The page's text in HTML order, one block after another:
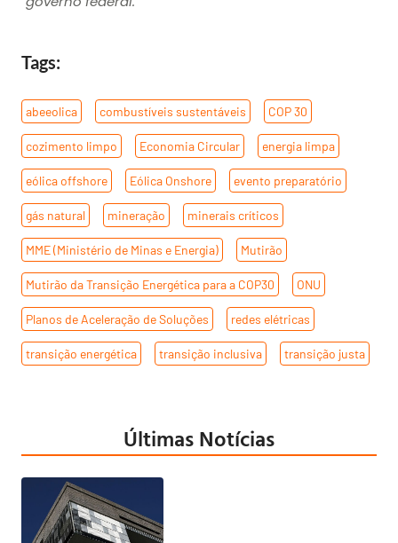
Tags:
abeeolica combustíveis sustentáveis COP 30
cozimento limpo Economia Circular energia limpa
eólica offshore Eólica Onshore evento preparatório
gás natural mineração minerais críticos
MME (Ministério de Minas e Energia) Mutirão
Mutirão da Transição Energética para a COP30 ONU
Planos de Aceleração de Soluções redes elétricas
transição energética transição inclusiva transição justa
Últimas Notícias